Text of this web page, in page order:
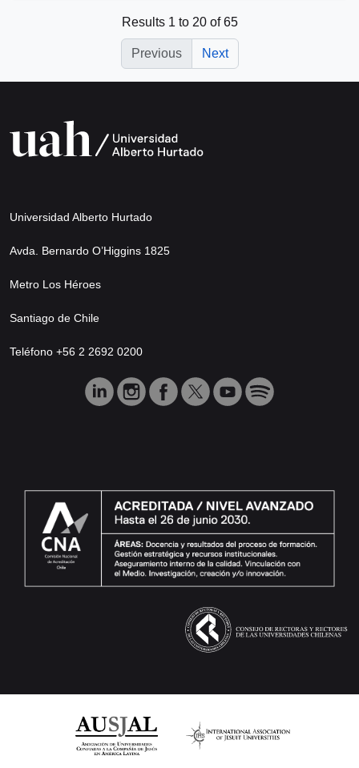
Results 1 to 20 of 65
Previous Next
Universidad Alberto Hurtado
Avda. Bernardo O’Higgins 1825
Metro Los Héroes
Santiago de Chile
Teléfono +56 2 2692 0200